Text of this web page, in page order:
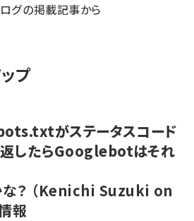
グ の掲載記事から
プ
がステータスコード
したらGooglebotはそれ
？ （Kenichi Suzuki on
報